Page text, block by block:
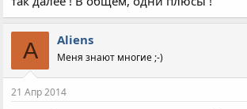
A Aliens
Меня знают многие ;-)
21 Апр 2014